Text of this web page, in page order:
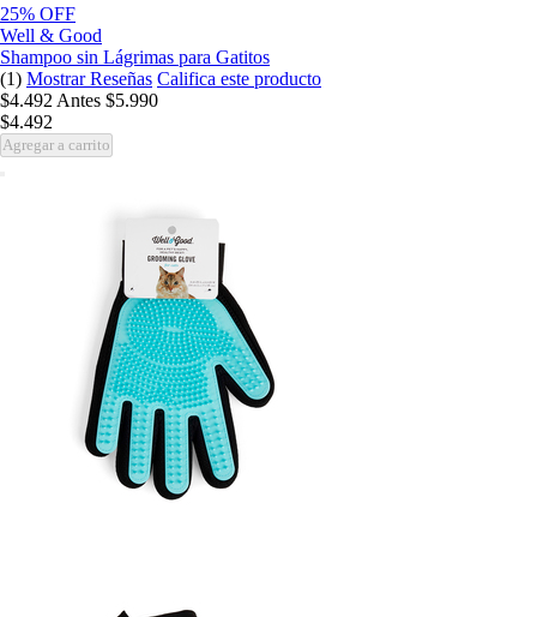
25% OFF
Well & Good
Shampoo sin Lágrimas para Gatitos
(1) Mostrar Reseñas Califica este producto
$4.492 Antes $5.990
$4.492
Agregar a carrito